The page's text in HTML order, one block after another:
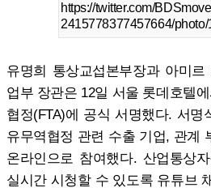
https://twitter.com/
2415778377457664/photo/
유명희 통상교섭본부장과 아미
업부 장관은 12일 서울 롯데호텔
협정(FTA)에 공식 서명했다. 서
유무역협정 관련 수출 기업, 관계
온라인으로 참여했다. 산업통상
실시간 시청할 수 있도록 유튜브